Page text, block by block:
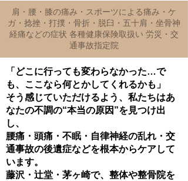
肩・腰・膝の痛み・スポーツによる痛み・ケ
ガ・捻挫・打撲・骨折・脱臼・五十肩・坐骨神
経痛などの症状 各種健康保険取扱い 労災・交
通事故指定院
「どこに行っても変わらなかった…で
も、ここなら何とかしてくれるかも」
そう感じていただけるよう、私たちはあ
なたの不調の“本当の原因”を見つけ出
し、
腰痛・頭痛・不眠・自律神経の乱れ・交
通事故の後遺症などを根本からケアして
います。
藤沢・辻堂・茅ヶ崎で、整体や整骨院を